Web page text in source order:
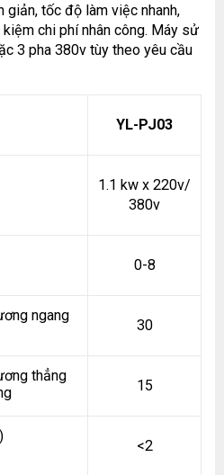
giản, tốc độ làm việc nhanh,
chi phí nhân công. Máy sử
3 pha 380v tùy theo yêu cầu
YL-PJ03
1.1 kw x 220v/
380v
0-8
ngang
30
thẳng
15
<2